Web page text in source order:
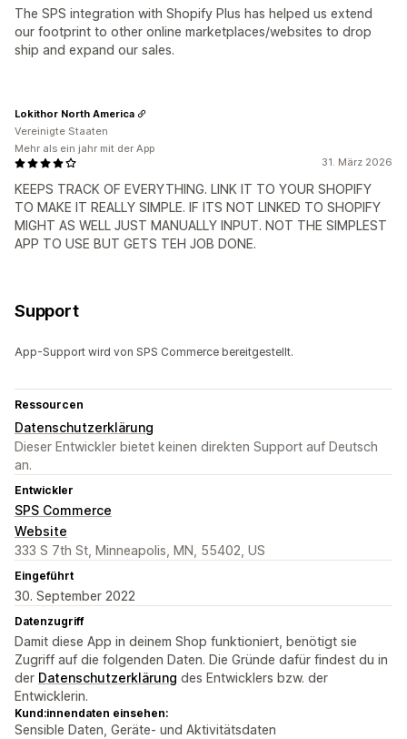
The SPS integration with Shopify Plus has helped us extend
our footprint to other online marketplaces/websites to drop
ship and expand our sales.
31. März 2026
KEEPS TRACK OF EVERYTHING. LINK IT TO YOUR SHOPIFY
TO MAKE IT REALLY SIMPLE. IF ITS NOT LINKED TO SHOPIFY
MIGHT AS WELL JUST MANUALLY INPUT. NOT THE SIMPLEST
APP TO USE BUT GETS TEH JOB DONE.
Lokithor North America
Vereinigte Staaten
Mehr als ein jahr mit der App
Support
App-Support wird von SPS Commerce bereitgestellt.
Ressourcen
Datenschutzerklärung
Dieser Entwickler bietet keinen direkten Support auf Deutsch
an.
Entwickler
SPS Commerce
Website
333 S 7th St, Minneapolis, MN, 55402, US
Eingeführt
30. September 2022
Datenzugriff
Damit diese App in deinem Shop funktioniert, benötigt sie
Zugriff auf die folgenden Daten. Die Gründe dafür findest du in
der Datenschutzerklärung des Entwicklers bzw. der
Entwicklerin.
Kund:innendaten einsehen:
Sensible Daten, Geräte- und Aktivitätsdaten